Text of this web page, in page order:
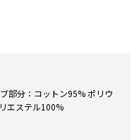
部分：コットン95% ポリウ
エステル100%